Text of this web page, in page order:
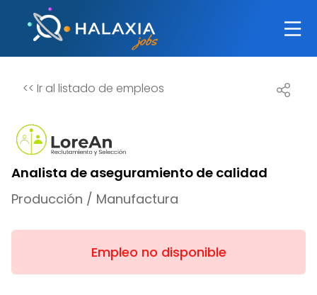
<< Ir al listado de empleos
Analista de aseguramiento de calidad
Producción / Manufactura
Empleo no disponible